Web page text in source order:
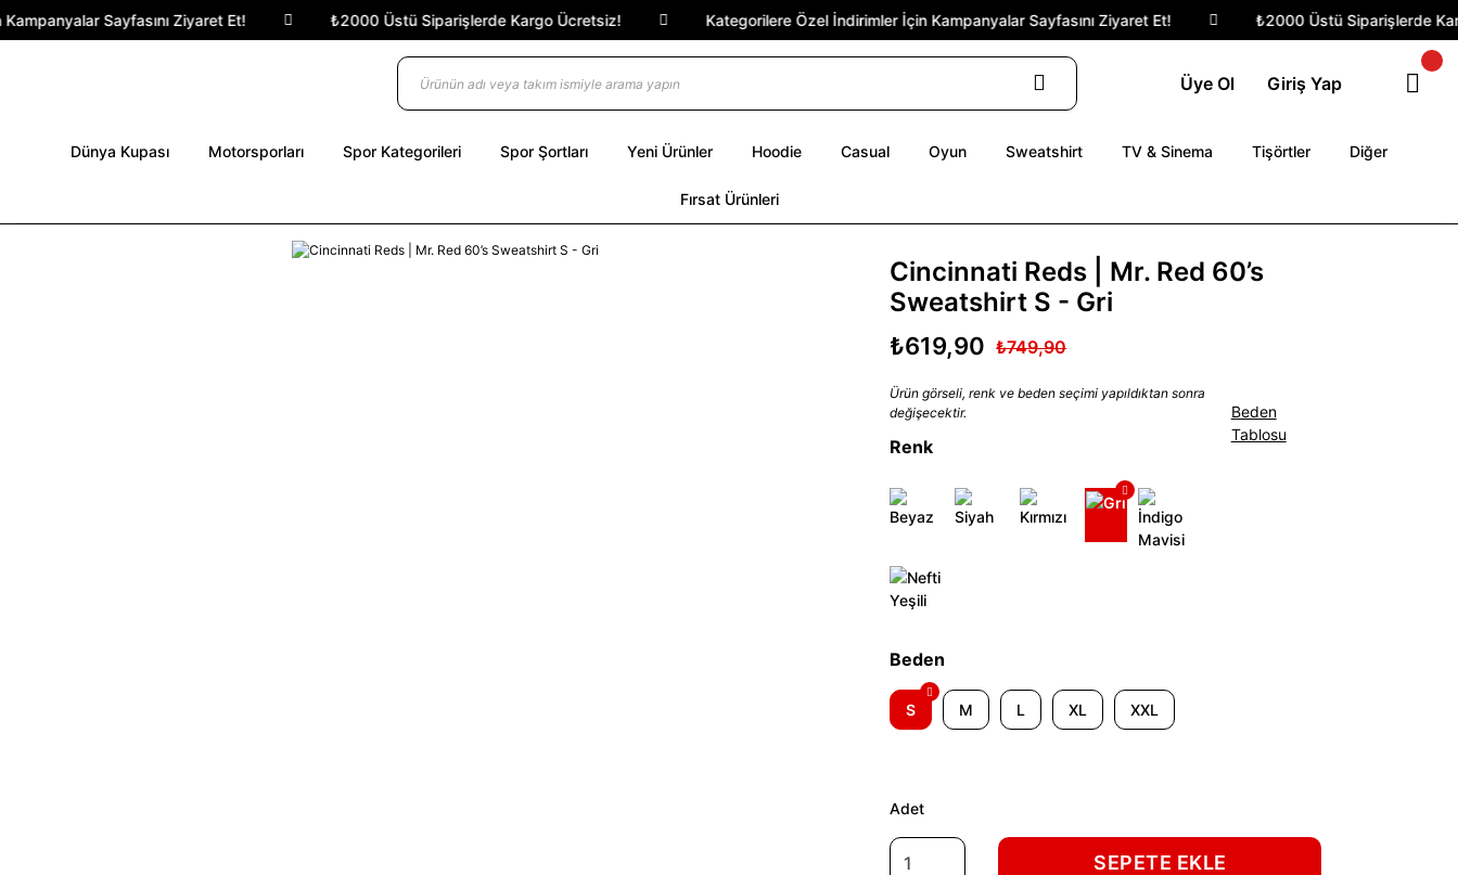
Sayfasını Ziyaret Et! ₺2000 Üstü Siparişlerde Kargo Ücretsiz! Kategorilere Özel İndirimler İçin Kampanyalar Sayfasını Ziyaret Et! ₺2000 Üstü Siparişlerde
Üye Ol Giriş Yap
Dünya Kupası Motorsporları Spor Kategorileri Spor Şortları Yeni Ürünler Hoodie Casual Oyun Sweatshirt TV & Sinema Tişörtler Diğer
Fırsat Ürünleri
Cincinnati Reds | Mr. Red 60’s
Sweatshirt S - Gri
₺619,90 ₺749,90
Ürün görseli, renk ve beden seçimi yapıldıktan sonra
değişecektir.
Renk
Beden
S M L XL XXL
Beden
Tablosu
Adet
SEPETE EKLE